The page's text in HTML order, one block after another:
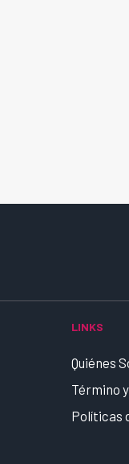
LINKS
Quiénes
Término
Políticas